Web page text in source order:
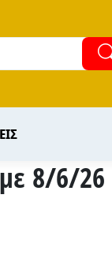
8/6/26